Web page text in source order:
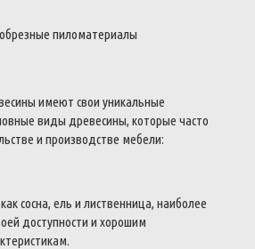
пиломатериалы
имеют свои уникальные
виды древесины, которые часто
и производстве мебели:
сосна, ель и лиственница, наиболее
доступности и хорошим